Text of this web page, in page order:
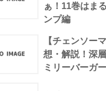
ぁ！11巻はま
ンプ編
【チェンソー
想・解説！深
ミリーバーガー